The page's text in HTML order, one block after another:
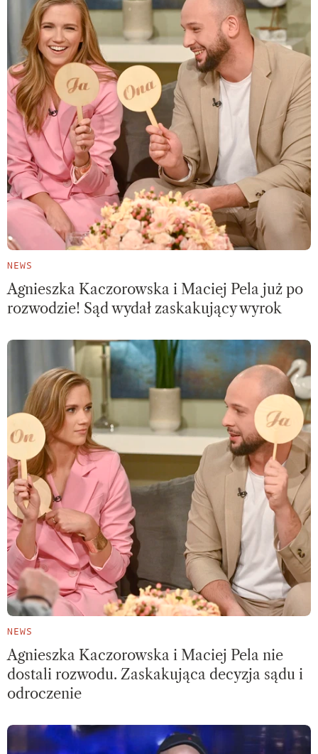
NEWS
Agnieszka Kaczorowska i Maciej Pela już po
rozwodzie! Sąd wydał zaskakujący wyrok
NEWS
Agnieszka Kaczorowska i Maciej Pela nie
dostali rozwodu. Zaskakująca decyzja sądu i
odroczenie